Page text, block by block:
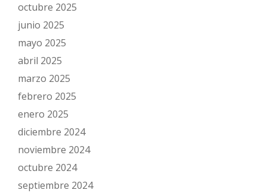
octubre 2025
junio 2025
mayo 2025
abril 2025
marzo 2025
febrero 2025
enero 2025
diciembre 2024
noviembre 2024
octubre 2024
septiembre 2024